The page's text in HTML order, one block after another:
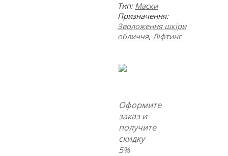
Тип: Маски
Призначення:
Зволоження шкіри
обличчя, Ліфтинг
Оформите
заказ и
получите
скидку
5%